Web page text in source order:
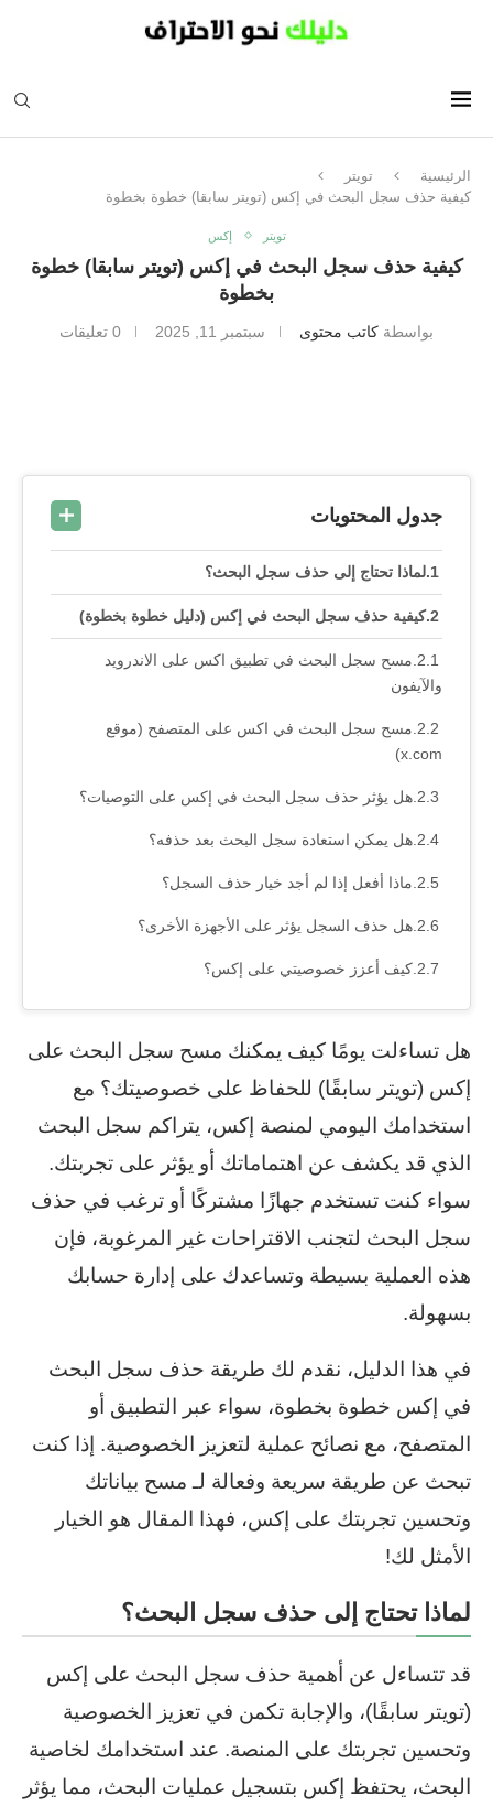
الرئيسية
تويتر
كيفية حذف سجل البحث في إكس (تويتر سابقا) خطوة بخطوة
تويتر إكس
كيفية حذف سجل البحث في إكس (تويتر سابقا) خطوة
بخطوة
بواسطة كاتب محتوى سبتمبر 11, 2025 0 تعليقات
جدول المحتويات
لماذا تحتاج إلى حذف سجل البحث؟
كيفية حذف سجل البحث في إكس (دليل خطوة بخطوة)
مسح سجل البحث في تطبيق اكس على الاندرويد
والآيفون
مسح سجل البحث في اكس على المتصفح (موقع
x.com)
هل يؤثر حذف سجل البحث في إكس على التوصيات؟
هل يمكن استعادة سجل البحث بعد حذفه؟
ماذا أفعل إذا لم أجد خيار حذف السجل؟
هل حذف السجل يؤثر على الأجهزة الأخرى؟
كيف أعزز خصوصيتي على إكس؟
هل تساءلت يومًا كيف يمكنك مسح سجل البحث على
إكس (تويتر سابقًا) للحفاظ على خصوصيتك؟ مع
استخدامك اليومي لمنصة إكس، يتراكم سجل البحث
الذي قد يكشف عن اهتماماتك أو يؤثر على تجربتك.
سواء كنت تستخدم جهازًا مشتركًا أو ترغب في حذف
سجل البحث لتجنب الاقتراحات غير المرغوبة، فإن
هذه العملية بسيطة وتساعدك على إدارة حسابك
بسهولة.
في هذا الدليل، نقدم لك طريقة حذف سجل البحث
في إكس خطوة بخطوة، سواء عبر التطبيق أو
المتصفح، مع نصائح عملية لتعزيز الخصوصية. إذا كنت
تبحث عن طريقة سريعة وفعالة لـ مسح بياناتك
وتحسين تجربتك على إكس، فهذا المقال هو الخيار
الأمثل لك!
لماذا تحتاج إلى حذف سجل البحث؟
قد تتساءل عن أهمية حذف سجل البحث على إكس
(تويتر سابقًا)، والإجابة تكمن في تعزيز الخصوصية
وتحسين تجربتك على المنصة. عند استخدامك لخاصية
البحث، يحتفظ إكس بتسجيل عمليات البحث، مما يؤثر